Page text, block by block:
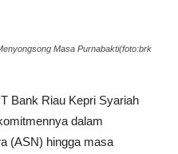
Masa Purnabakti(foto:brk
Bank Riau Kepri Syariah
dalam
(ASN) hingga masa